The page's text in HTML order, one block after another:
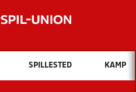
Hvad vil du søge efter?
INDHOLD OG NYHEDER
SPILLESTED KAMP